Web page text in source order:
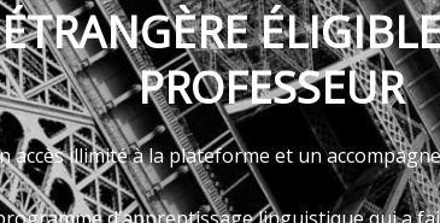
PROFESSEUR
illimité à la plateforme et un